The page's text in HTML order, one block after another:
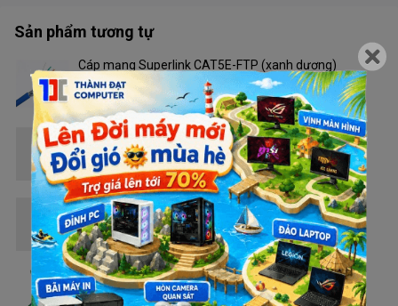
Sản phẩm tương tự
Cáp mạng Superlink CAT5E-FTP (xanh dương)
Liên hệ
Cáp mạng Superlink CAT5E-UTP (Trắng) ĐNC
Liên hệ
Cáp mạng Superlink CAT6E-SFTP (cam)
Liên hệ
Cáp mạng Superlink CAT6E-UTP (xanh lá)